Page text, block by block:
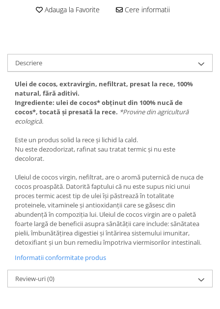
Adauga la Favorite Cere informatii
Descriere
Ulei de cocos, extravirgin, nefiltrat, presat la rece, 100%
natural, fără aditivi.
Ingrediente: ulei de cocos* obținut din 100% nucă de
cocos*, tocată și presată la rece. *Provine din agricultură
ecologică.
Este un produs solid la rece și lichid la cald.
Nu este dezodorizat, rafinat sau tratat termic și nu este
decolorat.
Uleiul de cocos virgin, nefiltrat, are o aromă puternică de nuca de
cocos proaspătă. Datorită faptului că nu este supus nici unui
proces termic acest tip de ulei își păstrează în totalitate
proteinele, vitaminele și antioxidanții care se găsesc din
abundență în compoziția lui. Uleiul de cocos virgin are o paletă
foarte largă de beneficii asupra sănătății care include: sănătatea
pielii, îmbunătățirea digestiei și întărirea sistemului imunitar,
detoxifiant și un bun remediu împotriva viermisorilor intestinali.
Informatii conformitate produs
Review-uri(0)